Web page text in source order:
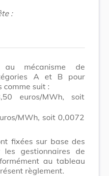
:
au mécanisme de
A et B pour
comme suit :
euros/MWh, soit
MWh, soit 0,0072
fixées sur base des
gestionnaires de
au tableau
règlement.